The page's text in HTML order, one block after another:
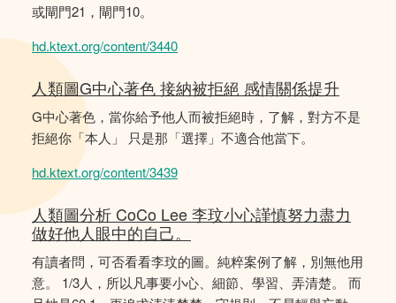
或閘門21，閘門10。
hd.ktext.org/content/3440
人類圖G中心著色 接納被拒絕 感情關係提升
G中心著色，當你給予他人而被拒絕時，了解，對方不是
拒絕你「本人」 只是那「選擇」不適合他當下。
hd.ktext.org/content/3439
人類圖分析 CoCo Lee 李玟小心謹慎努力盡力
做好他人眼中的自己。
有讀者問，可否看看李玟的圖。純粹案例了解，別無他用
意。 1/3人，所以凡事要小心、細節、學習、弄清楚。 而